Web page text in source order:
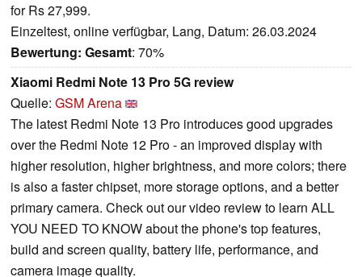
for Rs 27,999.
Einzeltest, online verfügbar, Lang, Datum: 26.03.2024
Bewertung: Gesamt: 70%
Xiaomi Redmi Note 13 Pro 5G review
Quelle: GSM Arena
The latest Redmi Note 13 Pro introduces good upgrades
over the Redmi Note 12 Pro - an improved display with
higher resolution, higher brightness, and more colors; there
is also a faster chipset, more storage options, and a better
primary camera. Check out our video review to learn ALL
YOU NEED TO KNOW about the phone's top features,
build and screen quality, battery life, performance, and
camera image quality.